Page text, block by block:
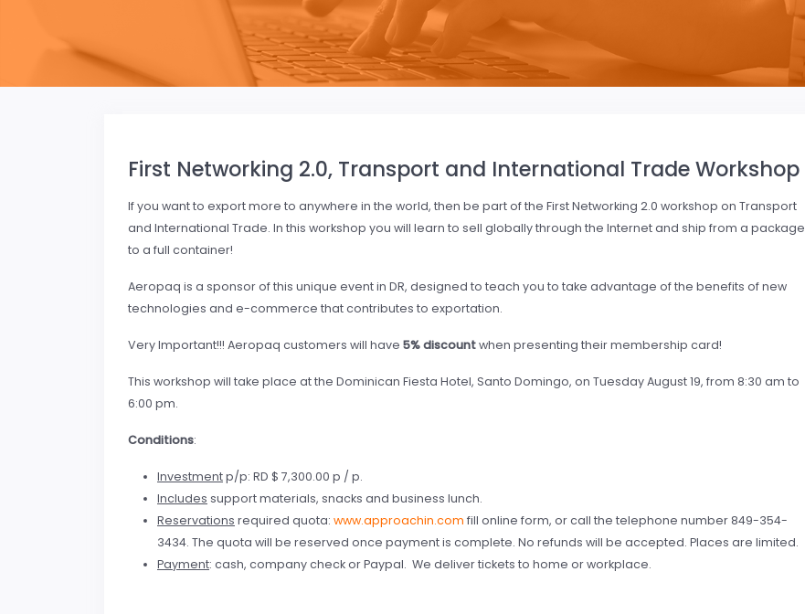
First Networking 2.0, Transport and International Trade Workshop
If you want to export more to anywhere in the world, then be part of the First Networking 2.0 workshop on Transport
and International Trade. In this workshop you will learn to sell globally through the Internet and ship from a package
to a full container!
Aeropaq is a sponsor of this unique event in DR, designed to teach you to take advantage of the benefits of new
technologies and e-commerce that contributes to exportation.
Very Important!!! Aeropaq customers will have 5% discountwhen presenting their membership card!
This workshop will take place at the Dominican Fiesta Hotel, Santo Domingo, on Tuesday August 19, from 8:30 am to
6:00 pm.
Conditions:
Investmentp/p: RD $ 7,300.00 p / p.
Includes support materials, snacks and business lunch.
Reservations required quota: www.approachin.com fill online form, or call the telephone number 849-354-
3434. The quota will be reserved once payment is complete. No refunds will be accepted. Places are limited.
Payment: cash, company check or Paypal. We deliver tickets to home or workplace.